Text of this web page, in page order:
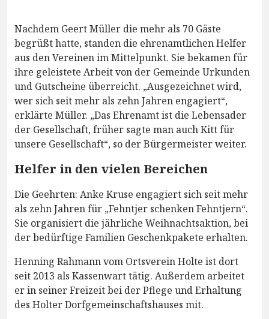
Nachdem Geert Müller die mehr als 70 Gäste
begrüßt hatte, standen die ehrenamtlichen Helfer
aus den Vereinen im Mittelpunkt. Sie bekamen für
ihre geleistete Arbeit von der Gemeinde Urkunden
und Gutscheine überreicht. „Ausgezeichnet wird,
wer sich seit mehr als zehn Jahren engagiert“,
erklärte Müller. „Das Ehrenamt ist die Lebensader
der Gesellschaft, früher sagte man auch Kitt für
unsere Gesellschaft“, so der Bürgermeister weiter.
Helfer in den vielen Bereichen
Die Geehrten: Anke Kruse engagiert sich seit mehr
als zehn Jahren für „Fehntjer schenken Fehntjern“.
Sie organisiert die jährliche Weihnachtsaktion, bei
der bedürftige Familien Geschenkpakete erhalten.
Henning Rahmann vom Ortsverein Holte ist dort
seit 2013 als Kassenwart tätig. Außerdem arbeitet
er in seiner Freizeit bei der Pflege und Erhaltung
des Holter Dorfgemeinschaftshauses mit.